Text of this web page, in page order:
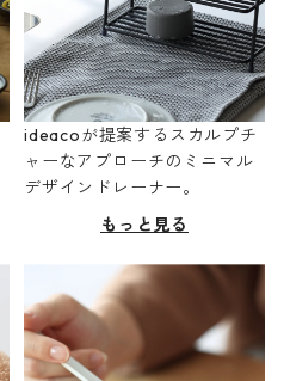
ideacoが提案するスカルプチ
ャーなアプローチのミニマル
デザインドレーナー。
もっと見る